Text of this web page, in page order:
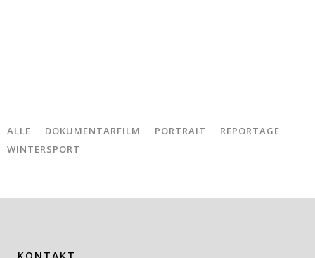
ALLE DOKUMENTARFILM PORTRAIT
REPORTAGE
WINTERSPORT